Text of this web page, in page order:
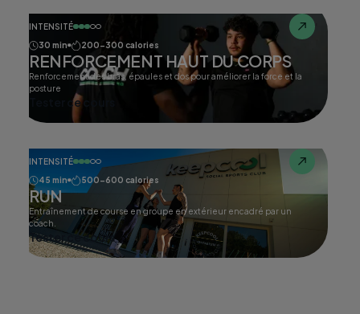
INTENSITÉ
30 min
200-300 calories
RENFORCEMENT HAUT DU CORPS
Renforcement des bras, épaules et dos pour améliorer la force et la
posture
Tester ce cours
INTENSITÉ
45 min
500-600 calories
RUN
Entraînement de course en groupe en extérieur encadré par un
coach.
Tester ce cours